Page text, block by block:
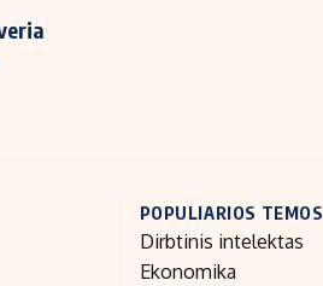
POPULIARIOS TEMOS
Dirbtinis intelektas
Ekonomika